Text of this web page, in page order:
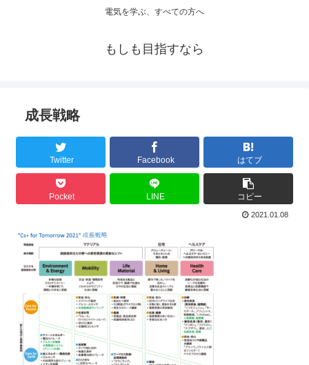
電気を学ぶ、すべての方へ
もしも目指すなら
成長戦略
Twitter Facebook はてブ
Pocket LINE コピー
2021.01.08